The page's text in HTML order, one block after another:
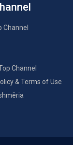
Channel
Channel
& Terms of Use